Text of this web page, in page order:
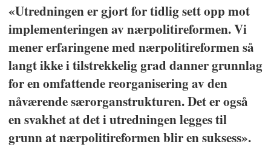
«Utredningen er gjort for tidlig sett opp mot
implementeringen av nærpolitireformen. Vi
mener erfaringene med nærpolitireformen så
langt ikke i tilstrekkelig grad danner grunnlag
for en omfattende reorganisering av den
nåværende særorganstrukturen. Det er også
en svakhet at det i utredningen legges til
grunn at nærpolitireformen blir en suksess».